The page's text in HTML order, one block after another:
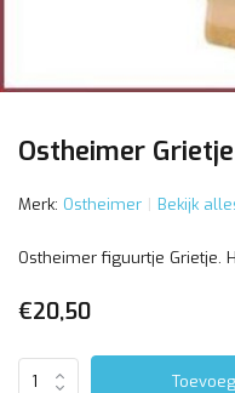
Ostheimer Grietje
Merk: Ostheimer Bekijk
Ostheimer figuurtje Grietje.
€20,50